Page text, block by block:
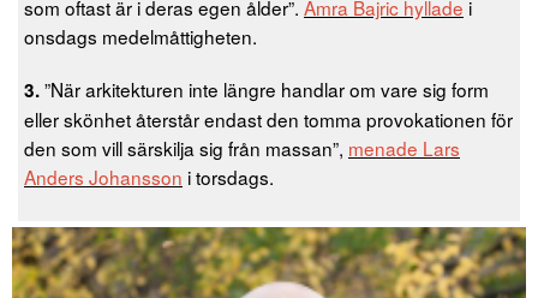
som oftast är i deras egen ålder”. Amra Bajric hyllade i
onsdags medelmåttigheten.
3.”När arkitekturen inte längre handlar om vare sig form
eller skönhet återstår endast den tomma provokationen för
den som vill särskilja sig från massan”, menade Lars
Anders Johansson i torsdags.